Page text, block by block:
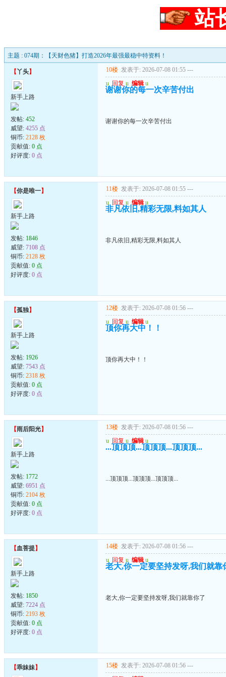
站
主题 : 074期：【天财色猪】打造2026年最强最稳中特资料！
【丫头】
新手上路
发帖: 452
威望: 4255 点
铜币: 2128 枚
贡献值: 0 点
好评度: 0 点
10楼 发表于: 2026-07-08 01:55 ---
u 回复 u 编辑 u
谢谢你的每一次辛苦付出
谢谢你的每一次辛苦付出
【你是唯一】
新手上路
发帖: 1846
威望: 7108 点
铜币: 2128 枚
贡献值: 0 点
好评度: 0 点
11楼 发表于: 2026-07-08 01:55 ---
u 回复 u 编辑 u
非凡依旧,精彩无限,料如其人
非凡依旧,精彩无限,料如其人
【孤独】
新手上路
发帖: 1926
威望: 7543 点
铜币: 2318 枚
贡献值: 0 点
好评度: 0 点
12楼 发表于: 2026-07-08 01:56 ---
u 回复 u 编辑 u
顶你再大中！！
顶你再大中！！
【雨后阳光】
新手上路
发帖: 1772
威望: 6951 点
铜币: 2104 枚
贡献值: 0 点
好评度: 0 点
13楼 发表于: 2026-07-08 01:56 ---
u 回复 u 编辑 u
...顶顶顶...顶顶顶...顶顶顶...
...顶顶顶...顶顶顶...顶顶顶...
【血菩提】
新手上路
发帖: 1850
威望: 7224 点
铜币: 2193 枚
贡献值: 0 点
好评度: 0 点
14楼 发表于: 2026-07-08 01:56 ---
u 回复 u 编辑 u
老大,你一定要坚持发呀,我们就靠
老大,你一定要坚持发呀,我们就靠你了
【乖妹妹】 15楼 发表于: 2026-07-08 01:56 ---